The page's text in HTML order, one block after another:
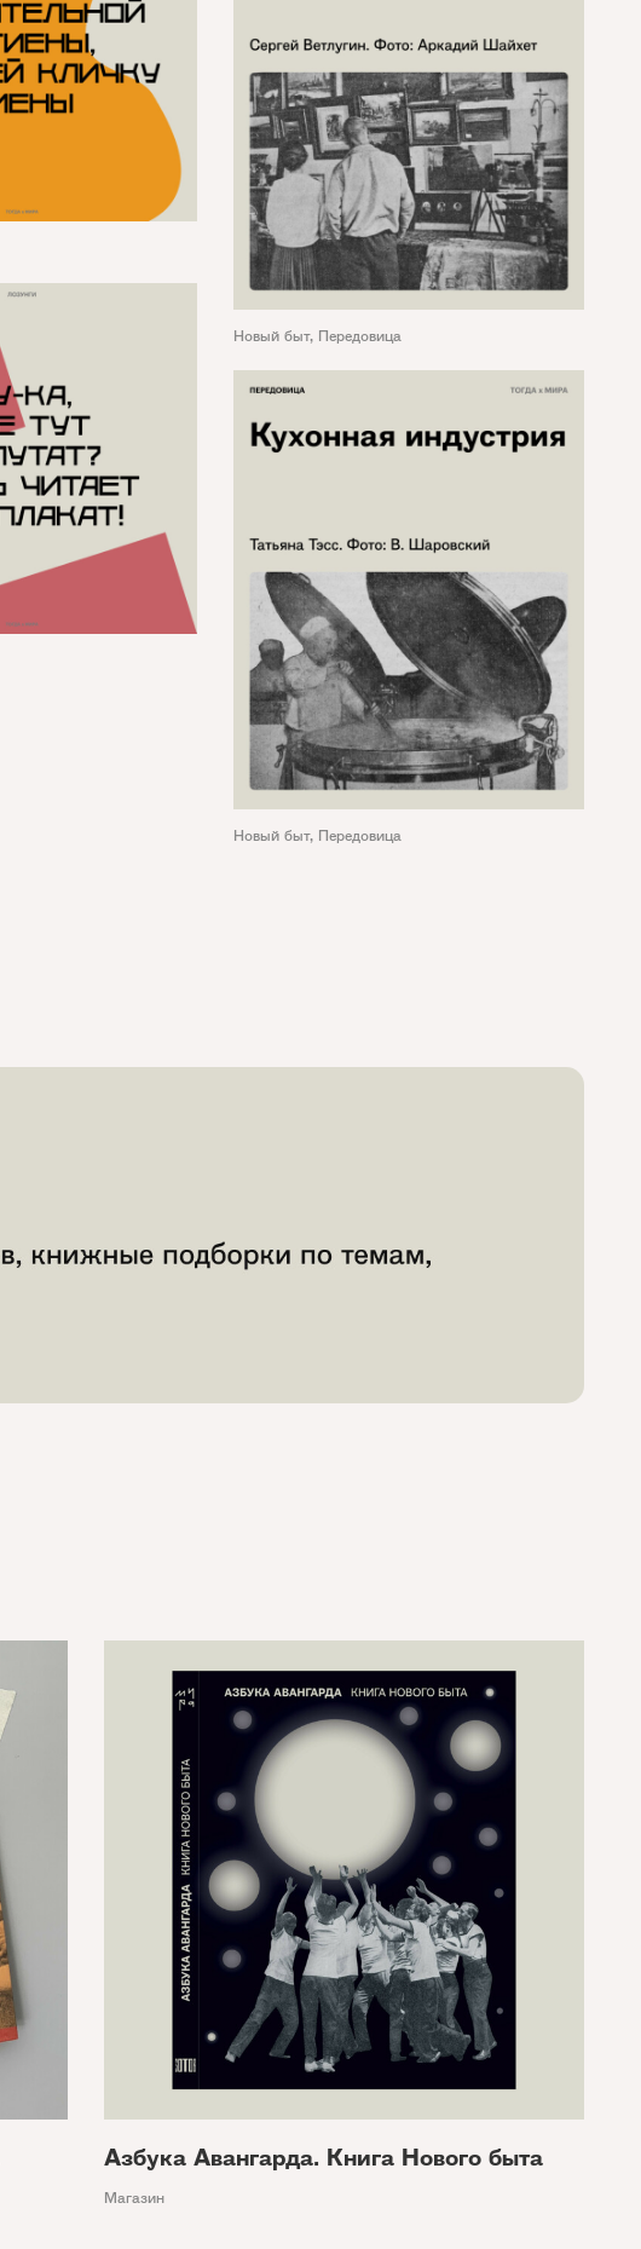
Новый быт, Передовица
Новый быт, Передовица
Азбука Авангарда. Книга Нового быта
Магазин